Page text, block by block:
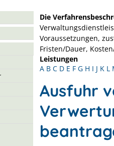
Die
Voraussetzungen,
Fristen/Dauer,
Leistungen
A B C D E F G H I J K L
Ausfuhr